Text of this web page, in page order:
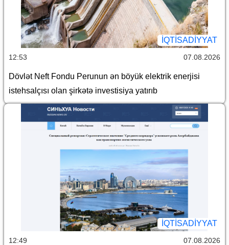
İQTİSADİYYAT
12:53 07.08.2026
Dövlət Neft Fondu Perunun ən böyük elektrik enerjisi
istehsalçısı olan şirkətə investisiya yatırıb
İQTİSADİYYAT
12:49 07.08.2026